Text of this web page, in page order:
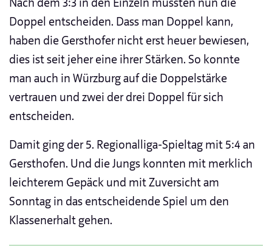
Doppel entscheiden. Dass man Doppel kann,
haben die Gersthofer nicht erst heuer bewiesen,
dies ist seit jeher eine ihrer Stärken. So konnte
man auch in Würzburg auf die Doppelstärke
vertrauen und zwei der drei Doppel für sich
entscheiden.
Damit ging der 5. Regionalliga-Spieltag mit 5:4 an
Gersthofen. Und die Jungs konnten mit merklich
leichterem Gepäck und mit Zuversicht am
Sonntag in das entscheidende Spiel um den
Klassenerhalt gehen.